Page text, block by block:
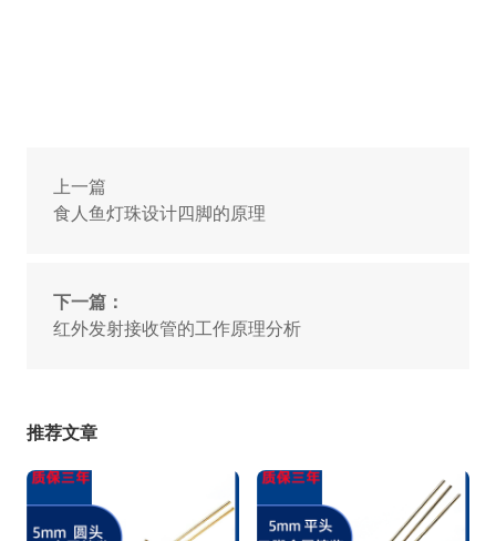
上一篇
食人鱼灯珠设计四脚的原理
下一篇：
红外发射接收管的工作原理分析
推荐文章